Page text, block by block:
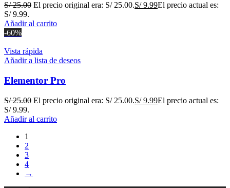
S/25.00 El precio original era: S/ 25.00.S/9.99El precio actual es:
S/ 9.99.
Añadir al carrito
-60%
Vista rápida
Añadir a lista de deseos
Elementor Pro
S/25.00 El precio original era: S/ 25.00.S/9.99El precio actual es:
S/ 9.99.
Añadir al carrito
1
2
3
4
→